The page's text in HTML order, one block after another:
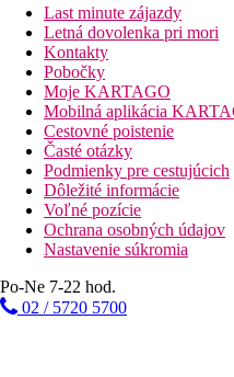
Izba s výhľadom na
Popis hotelu
vstupná hala s
hlavná reštaurácia
bar
bar pri bazéne
snack bar
Wi-Fi v celom hoteli
pripojenie na internet
bazén (ležadlá a
detský bazén
detské ihrisko
Popis pláže
piesočnatá
Last minute zájazdy
Letná dovolenka pri mori
Kontakty
Pobočky
Moje KARTAGO
Mobilná aplikácia
Cestovné poistenie
Časté otázky
Podmienky pre cestujúcich
Dôležité informácie
Voľné pozície
Ochrana osobných údajov
Nastavenie súkromia
Po-Ne 7-22 hod.
02 / 5720 5700